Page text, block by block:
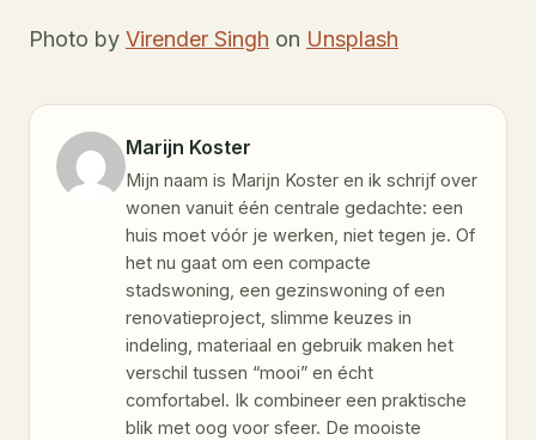
Photo by Virender Singh on Unsplash
Marijn Koster
Mijn naam is Marijn Koster en ik schrijf over
wonen vanuit één centrale gedachte: een
huis moet vóór je werken, niet tegen je. Of
het nu gaat om een compacte
stadswoning, een gezinswoning of een
renovatieproject, slimme keuzes in
indeling, materiaal en gebruik maken het
verschil tussen “mooi” en écht
comfortabel. Ik combineer een praktische
blik met oog voor sfeer. De mooiste